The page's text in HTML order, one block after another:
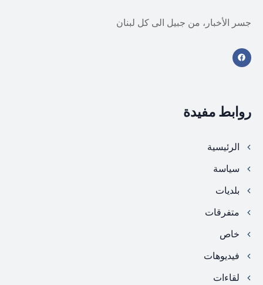
جسر الأخبار، من جبيل الى كل لبنان
روابط مفيدة
الرئيسية
سياسة
بلديات
متفرقات
خاص
فيديوهات
لقاءات